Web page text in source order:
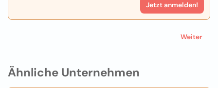
Ähnliche Unternehmen
Jetzt anmelden!
Weiter